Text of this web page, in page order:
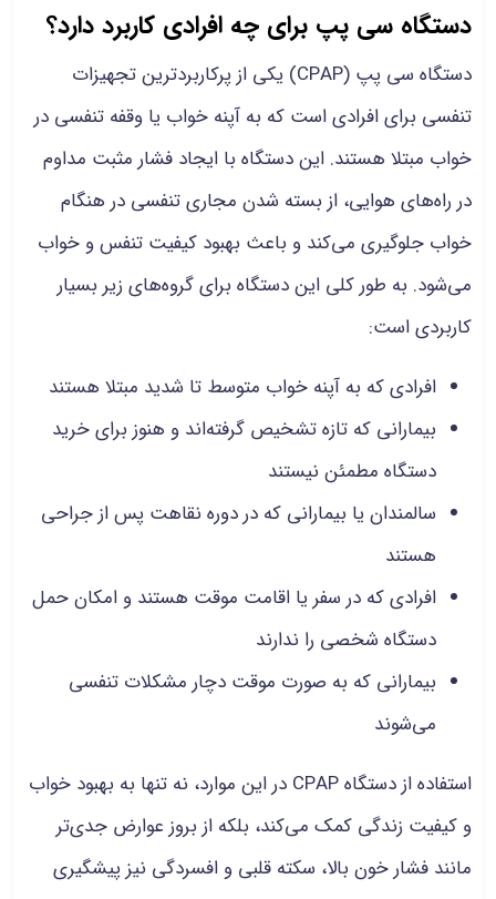
دستگاه سی پپ برای چه افرادی کاربرد دارد؟
دستگاه سی پپ (CPAP) یکی از پرکاربردترین تجهیزات
تنفسی برای افرادی است که به آپنه خواب یا وقفه تنفسی در
خواب مبتلا هستند. این دستگاه با ایجاد فشار مثبت مداوم
در راه‌های هوایی، از بسته شدن مجاری تنفسی در هنگام
خواب جلوگیری می‌کند و باعث بهبود کیفیت تنفس و خواب
می‌شود. به طور کلی این دستگاه برای گروه‌های زیر بسیار
کاربردی است:
افرادی که به آپنه خواب متوسط تا شدید مبتلا هستند
بیمارانی که تازه تشخیص گرفته‌اند و هنوز برای خرید
دستگاه مطمئن نیستند
سالمندان یا بیمارانی که در دوره نقاهت پس از جراحی
هستند
افرادی که در سفر یا اقامت موقت هستند و امکان حمل
دستگاه شخصی را ندارند
بیمارانی که به صورت موقت دچار مشکلات تنفسی
می‌شوند
استفاده از دستگاه CPAP در این موارد، نه تنها به بهبود خواب
و کیفیت زندگی کمک می‌کند، بلکه از بروز عوارض جدی‌تر
مانند فشار خون بالا، سکته قلبی و افسردگی نیز پیشگیری